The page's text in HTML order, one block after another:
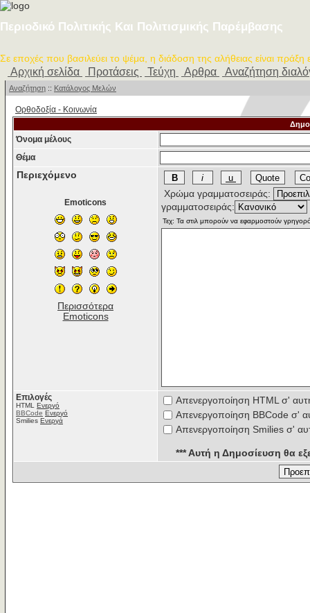
Περιοδικό Πολιτικής Και Πολιτισμικής Παρέμβασης
Σε εποχές που βασιλεύει το ψέμα, η διάδοση της αλήθειας είναι πράξη
Αρχική σελίδα Προτάσεις Τεύχη Αρθρα Αναζήτηση
Αναζήτηση :: Κατάλογος Μελών
Ορθοδοξία - Κοινωνία
Όνομα μέλους
Θέμα
Περιεχόμενο
Emoticons
Περισσότερα
Emoticons
Χρώμα γραμματοσειράς:
γραμματοσειράς:
Επιλογές
HTML Ενεργό
BBCode Ενεργό
Smilies Ενεργά
Απενεργοποίηση HTML σ'
Απενεργοποίηση BBCode σ'
Απενεργοποίηση Smilies σ'
*** Αυτή η Δημοσίευση θα